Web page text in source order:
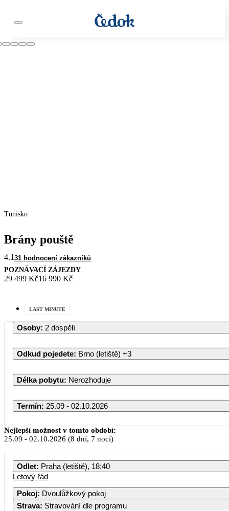
Tunisko
Brány pouště
4.1 31 hodnocení zákazníků
POZNÁVACÍ ZÁJEZDY
29 499 Kč16 990 Kč
LAST MINUTE
Osoby: 2 dospělí
Odkud pojedete: Brno (letiště) +3
Délka pobytu: Nerozhoduje
Termín: 25.09 - 02.10.2026
Nejlepší možnost v tomto období:
25.09 - 02.10.2026 (8 dní, 7 nocí)
Odlet: Praha (letiště), 18:40
Letový řád
Pokoj: Dvoulůžkový pokoj
Strava: Stravování dle programu